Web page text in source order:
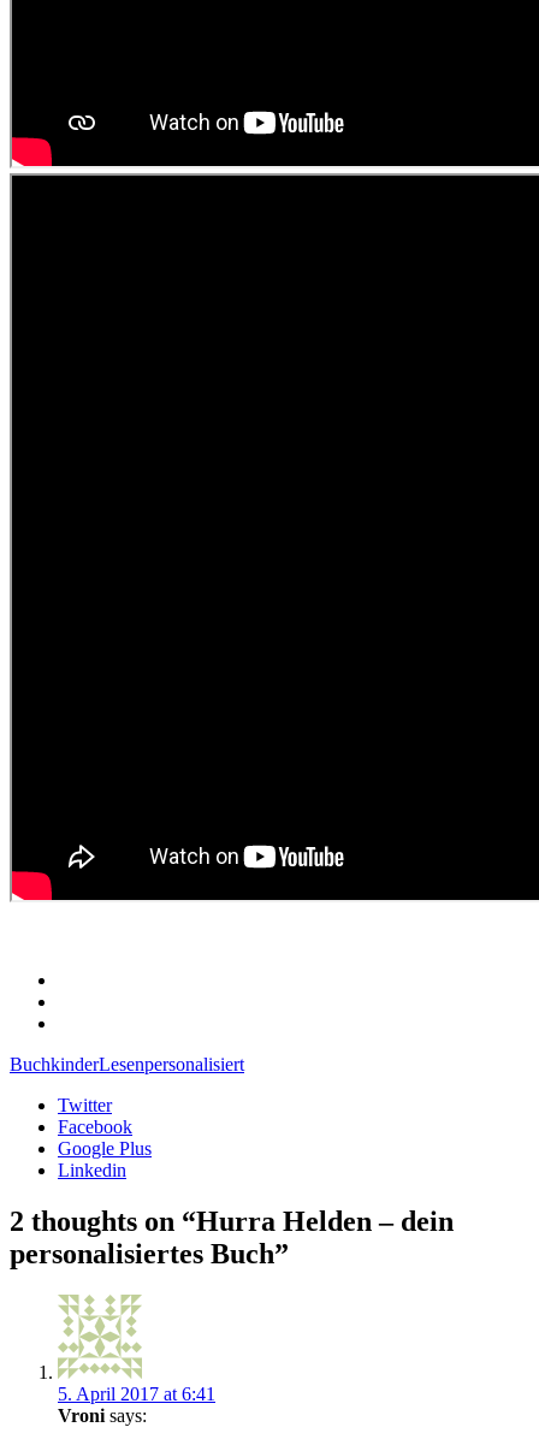
BuchkinderLesenpersonalisiert
Twitter
Facebook
Google Plus
Linkedin
Beitragsnavigation
2 thoughts on “Hurra Helden – dein
personalisiertes Buch”
5. April 2017 at 6:41
Vroni says: